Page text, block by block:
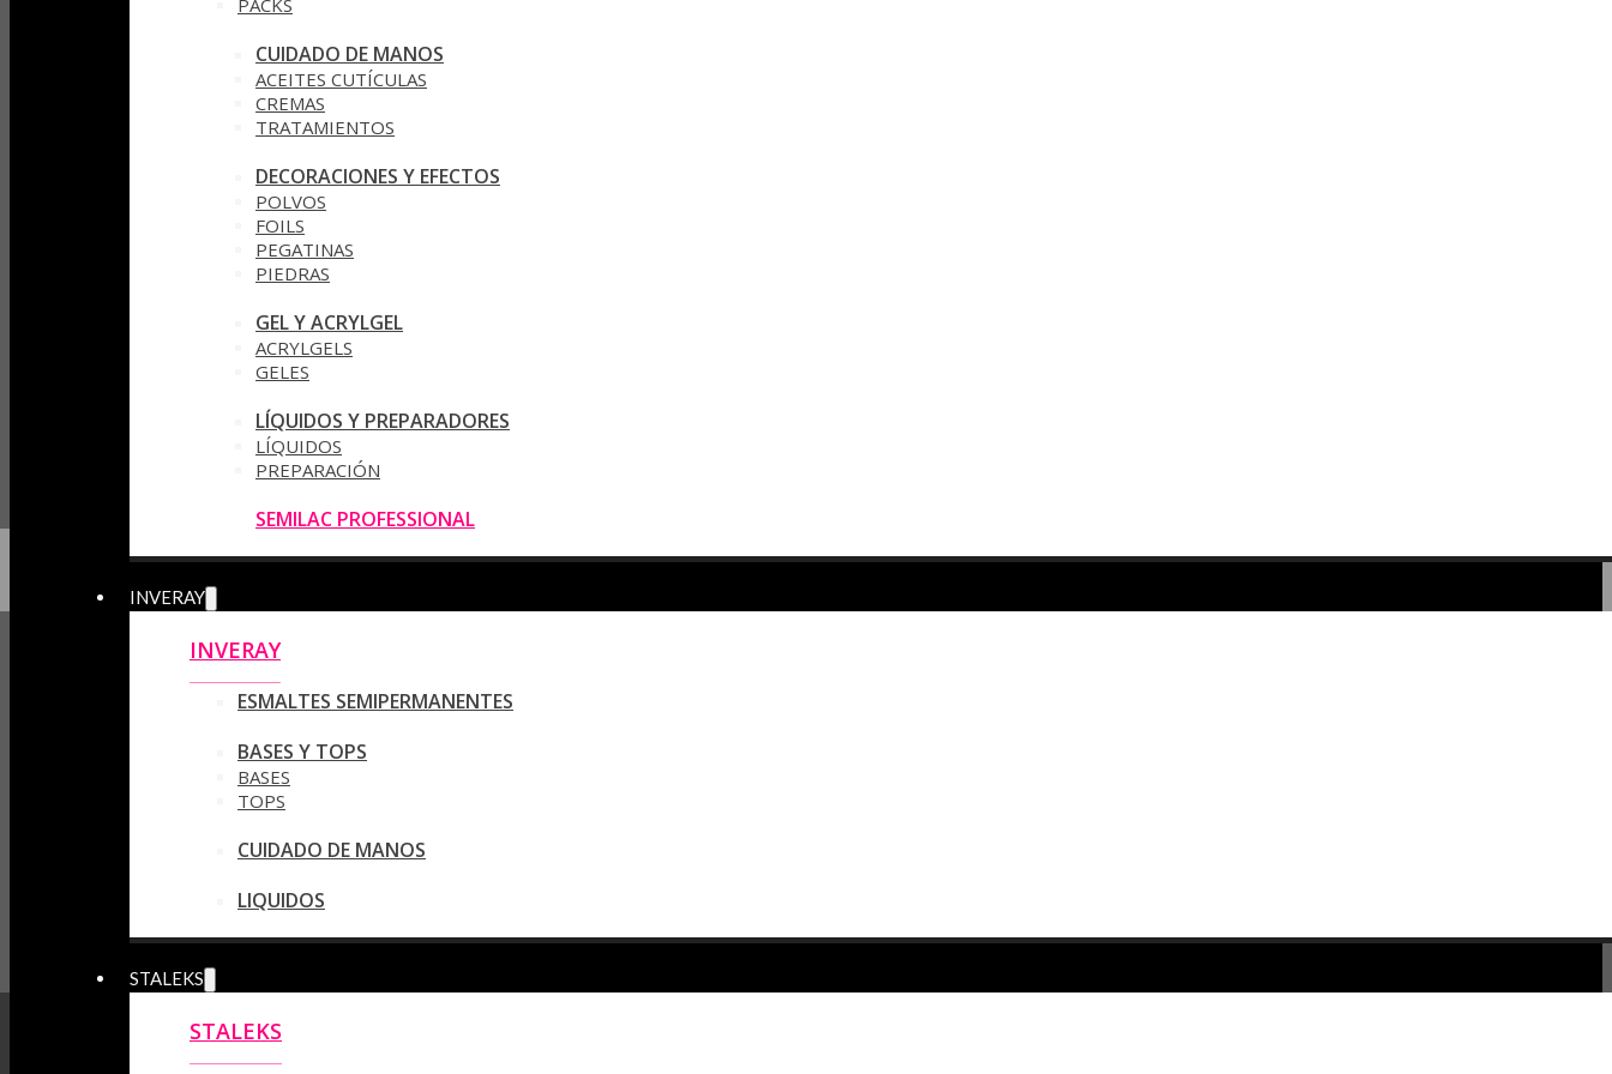
PACKS
CUIDADO DE MANOS
ACEITES CUTÍCULAS
CREMAS
TRATAMIENTOS
DECORACIONES Y EFECTOS
POLVOS
FOILS
PEGATINAS
PIEDRAS
GEL Y ACRYLGEL
ACRYLGELS
GELES
LÍQUIDOS Y PREPARADORES
LÍQUIDOS
PREPARACIÓN
SEMILAC PROFESSIONAL
INVERAY
INVERAY
ESMALTES SEMIPERMANENTES
BASES Y TOPS
BASES
TOPS
CUIDADO DE MANOS
LIQUIDOS
STALEKS
STALEKS